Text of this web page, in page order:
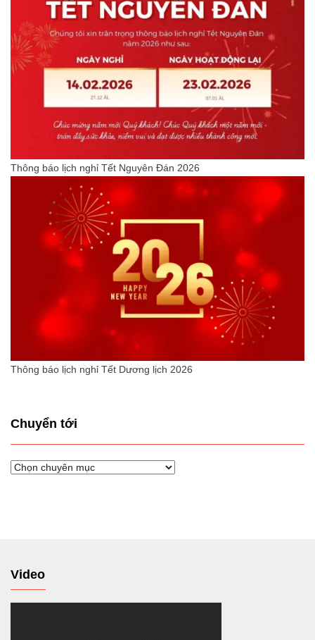
Thông báo lịch nghỉ Tết Nguyên Đán 2026
Thông báo lịch nghỉ Tết Dương lịch 2026
Chuyển tới
Chuyển
Video